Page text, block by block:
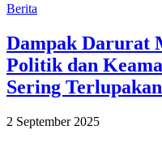
Berita
Dampak Darurat
Politik dan
Sering Terlupakan
2 September 2025